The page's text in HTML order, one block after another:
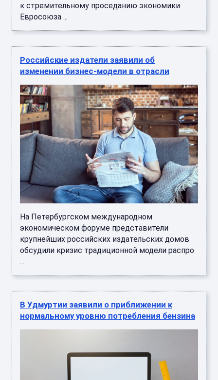
к стремительному проседанию экономики
Евросоюза ...
Российские издатели заявили об
изменении бизнес-модели в отрасли
На Петербургском международном
экономическом форуме представители
крупнейших российских издательских домов
обсудили кризис традиционной модели распро
...
В Удмуртии заявили о приближении к
нормальному уровню потребления бензина